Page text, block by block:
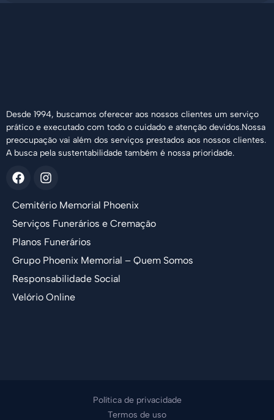
Desde 1994, buscamos oferecer aos nossos clientes um serviço
prático e executado com todo o cuidado e atenção devidos.Nossa
preocupação vai além dos serviços prestados aos nossos clientes.
A busca pela sustentabilidade também é nossa prioridade.
Cemitério Memorial Phoenix
Serviços Funerários e Cremação
Planos Funerários
Grupo Phoenix Memorial – Quem Somos
Responsabilidade Social
Velório Online
Política de privacidade
Termos de uso